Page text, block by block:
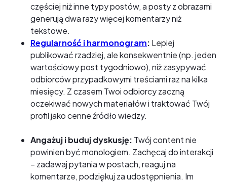
częściej niż inne typy postów, a posty z obrazami
generują dwa razy więcej komentarzy niż
tekstowe.
Regularność i harmonogram: Lepiej
publikować rzadziej, ale konsekwentnie (np. jeden
wartościowy post tygodniowo), niż zasypywać
odbiorców przypadkowymi treściami raz na kilka
miesięcy. Z czasem Twoi odbiorcy zaczną
oczekiwać nowych materiałów i traktować Twój
profil jako cenne źródło wiedzy.
Angażuj i buduj dyskusję: Twój content nie
powinien być monologiem. Zachęcaj do interakcji
– zadawaj pytania w postach, reaguj na
komentarze, podziękuj za udostępnienia. Im